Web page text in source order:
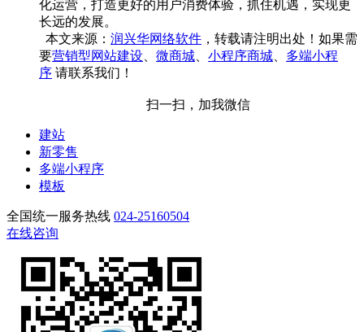
化运营，打造更好的用户消费体验，抓住机遇，实现更
长远的发展。
本文来源： 润兴华网络软件 ，转载请注明出处！如果需
要营销型网站建设 微商城 小程序商城
多端小程
序 请联系我们！
扫一扫，加我微信
建站
新零售
多端小程序
模板
全国统一服务热线 024-25160504
在线咨询